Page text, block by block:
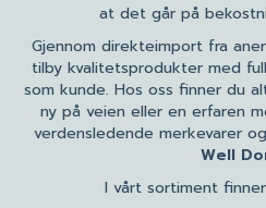
at det går på
Gjennom direkteimport fra
tilby kvalitetsprodukter med
som kunde. Hos oss finner du
ny på veien eller en erfaren
verdensledende merkevarer
Well
I vårt sortiment